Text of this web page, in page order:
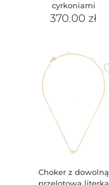
cyrkoniami
370.00zł
Choker z dowolną
przelotową literką